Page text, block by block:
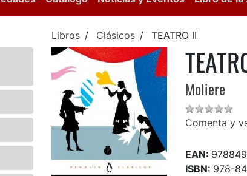
Libros Clásicos TEATRO II
Moliere
Comenta y
EAN:
ISBN: 978-